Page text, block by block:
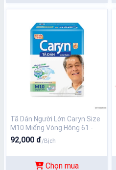
Tã Dán Người Lớn Caryn Size
M10 Miếng Vòng Hông 61 -
106cm
92,000 đ/Bịch
Chọn mua